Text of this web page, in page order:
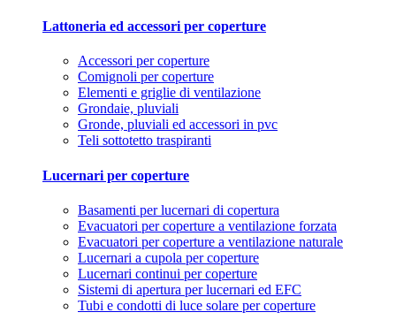
Lattoneria ed accessori per coperture
Accessori per coperture
Comignoli per coperture
Elementi e griglie di ventilazione
Grondaie, pluviali
Gronde, pluviali ed accessori in pvc
Teli sottotetto traspiranti
Lucernari per coperture
Basamenti per lucernari di copertura
Evacuatori per coperture a ventilazione forzata
Evacuatori per coperture a ventilazione naturale
Lucernari a cupola per coperture
Lucernari continui per coperture
Sistemi di apertura per lucernari ed EFC
Tubi e condotti di luce solare per coperture